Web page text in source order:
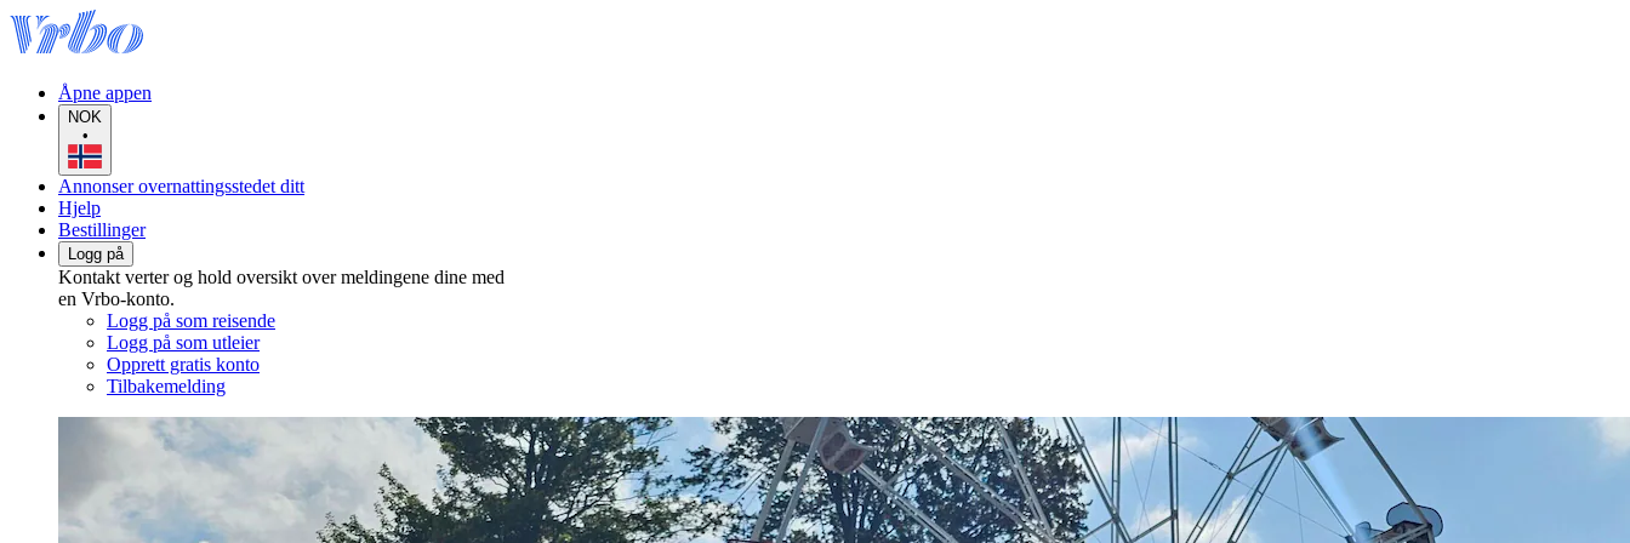
Åpne appen
NOK
•
Annonser overnattingsstedet ditt
Hjelp
Bestillinger
Logg på
Kontakt verter og hold oversikt over meldingene dine med
en Vrbo-konto.
Logg på som reisende
Logg på som utleier
Opprett gratis konto
Tilbakemelding